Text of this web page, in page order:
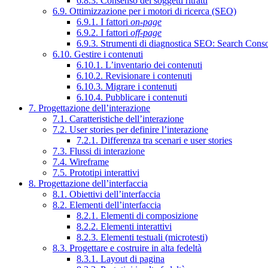
6.9. Ottimizzazione per i motori di ricerca (SEO)
6.9.1. I fattori on-page
6.9.2. I fattori off-page
6.9.3. Strumenti di diagnostica SEO: Search
6.10. Gestire i contenuti
6.10.1. L’inventario dei contenuti
6.10.2. Revisionare i contenuti
6.10.3. Migrare i contenuti
6.10.4. Pubblicare i contenuti
7. Progettazione dell’interazione
7.1. Caratteristiche dell’interazione
7.2. User stories per definire l’interazione
7.2.1. Differenza tra scenari e user stories
7.3. Flussi di interazione
7.4. Wireframe
7.5. Prototipi interattivi
8. Progettazione dell’interfaccia
8.1. Obiettivi dell’interfaccia
8.2. Elementi dell’interfaccia
8.2.1. Elementi di composizione
8.2.2. Elementi interattivi
8.2.3. Elementi testuali (microtesti)
8.3. Progettare e costruire in alta fedeltà
8.3.1. Layout di pagina